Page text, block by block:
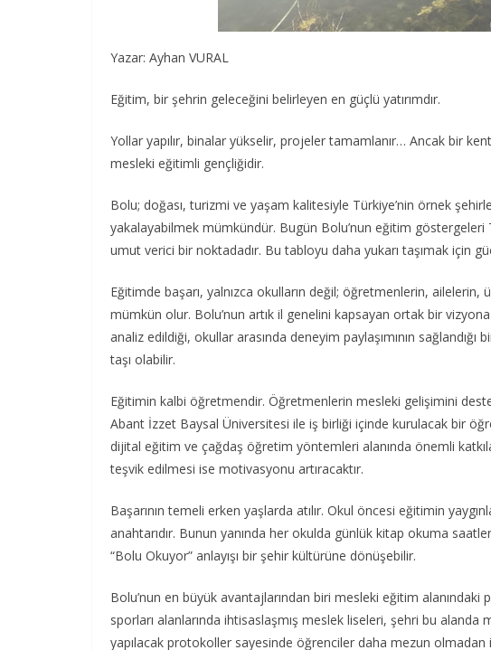
Yazar: Ayhan VURAL
Eğitim, bir şehrin geleceğini belirleyen en güçlü yatırımdır.
Yollar yapılır, binalar yükselir, projeler tamamlanır… Ancak bir
mesleki eğitimli gençliğidir.
Bolu; doğası, turizmi ve yaşam kalitesiyle Türkiye’nin örnek
yakalayabilmek mümkündür. Bugün Bolu’nun eğitim göstergeleri
umut verici bir noktadadır. Bu tabloyu daha yukarı taşımak için
Eğitimde başarı, yalnızca okulların değil; öğretmenlerin,
mümkün olur. Bolu’nun artık il genelini kapsayan ortak bir vizyona
analiz edildiği, okullar arasında deneyim paylaşımının
taşı olabilir.
Eğitimin kalbi öğretmendir. Öğretmenlerin mesleki gelişimini
Abant İzzet Baysal Üniversitesi ile iş birliği içinde kurulacak bir
dijital eğitim ve çağdaş öğretim yöntemleri alanında önemli
teşvik edilmesi ise motivasyonu artıracaktır.
Başarının temeli erken yaşlarda atılır. Okul öncesi eğitimin
anahtarıdır. Bunun yanında her okulda günlük kitap okuma
“Bolu Okuyor” anlayışı bir şehir kültürüne dönüşebilir.
Bolu’nun en büyük avantajlarından biri mesleki eğitim
sporları alanlarında ihtisaslaşmış meslek liseleri, şehri bu
yapılacak protokoller sayesinde öğrenciler daha mezun olmadan